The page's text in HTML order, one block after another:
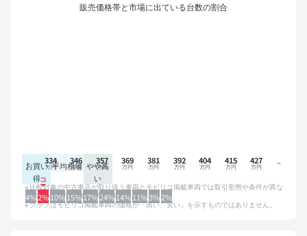
販売価格帯と市場に出ている台数の割合
お買い
得
平均相場 やや高
い
4%2%10%15%17%24%14%11%3%2%
334 346 357 369 381 392 404 415 427
比較対象の中古車店が取り扱う車両とモビリコ掲載車両では取引形態や条件が異な
るため、グラフは参考情報です。
グラフはモビリコ掲載車両の価格が「高い、安い」を示すものではありません。